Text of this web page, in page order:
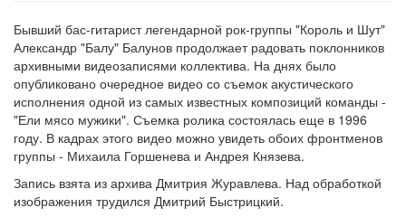
Бывший бас-гитарист легендарной рок-группы "Король и Шут"
Александр "Балу" Балунов продолжает радовать поклонников
архивными видеозаписями коллектива. На днях было
опубликовано очередное видео со съемок акустического
исполнения одной из самых известных композиций команды -
"Ели мясо мужики". Съемка ролика состоялась еще в 1996
году. В кадрах этого видео можно увидеть обоих фронтменов
группы - Михаила Горшенева и Андрея Князева.
Запись взята из архива Дмитрия Журавлева. Над обработкой
изображения трудился Дмитрий Быстрицкий.